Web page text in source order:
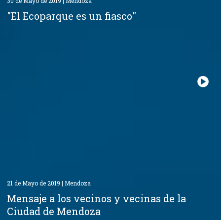
"El Ecoparque es un fiasco"
21 de Mayo de 2019 | Mendoza
Mensaje a los vecinos y vecinas de la
Ciudad de Mendoza